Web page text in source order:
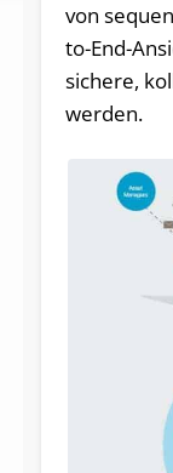
von
to-End-
sichere,
werden.